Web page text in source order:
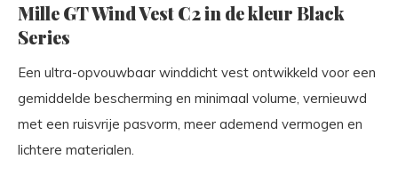
Mille GT Wind Vest C2 in de kleur Black
Series
Een ultra-opvouwbaar winddicht vest ontwikkeld voor een
gemiddelde bescherming en minimaal volume, vernieuwd
met een ruisvrije pasvorm, meer ademend vermogen en
lichtere materialen.